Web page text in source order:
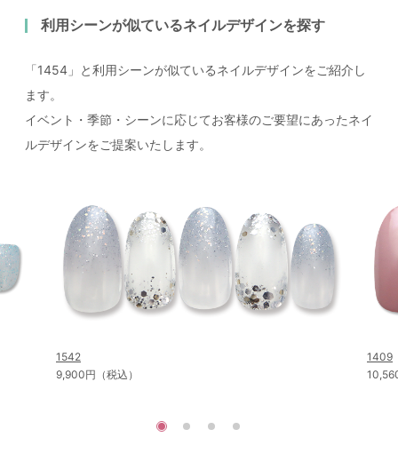
利用シーンが似ているネイルデザインを探す
「1454」と利用シーンが似ているネイルデザインをご紹介し
ます。
イベント・季節・シーンに応じてお客様のご要望にあったネイ
ルデザインをご提案いたします。
1542
9,900円（税込）
1409